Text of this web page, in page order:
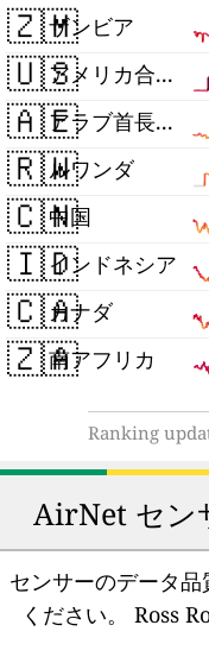
🇿🇲ザンビア
🇺🇸 アメリカ合衆国
🇦🇪 アラブ首長国連邦
🇷🇼ルワンダ
🇨🇳
中国
🇮🇩インドネシア
🇨🇦カナダ
🇿🇦南アフリカ
Ranking
AirNet セン
センサーのデータ
ください。
Ross